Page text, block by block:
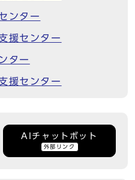
ンター
援センター
ター
援センター
AIチャットボット
外部リンク